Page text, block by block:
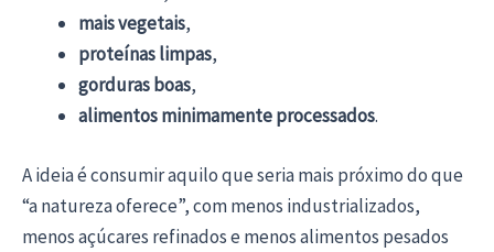
mais vegetais,
proteínas limpas,
gorduras boas,
alimentos minimamente processados.
A ideia é consumir aquilo que seria mais próximo do que
“a natureza oferece”, com menos industrializados,
menos açúcares refinados e menos alimentos pesados